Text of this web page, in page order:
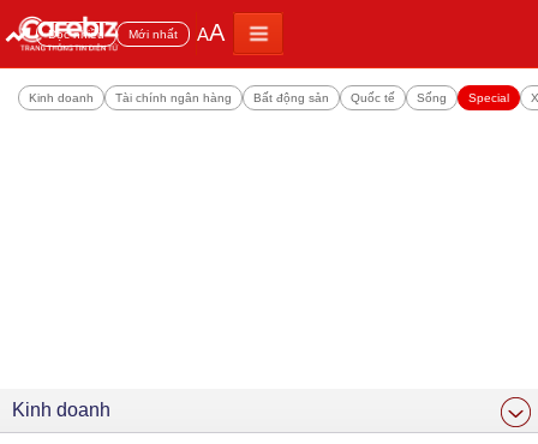
Đọc nhiều Mới nhất AA
Kinh doanh Tài chính ngân hàng Bất động sản Quốc tế Sống Special
Kinh doanh